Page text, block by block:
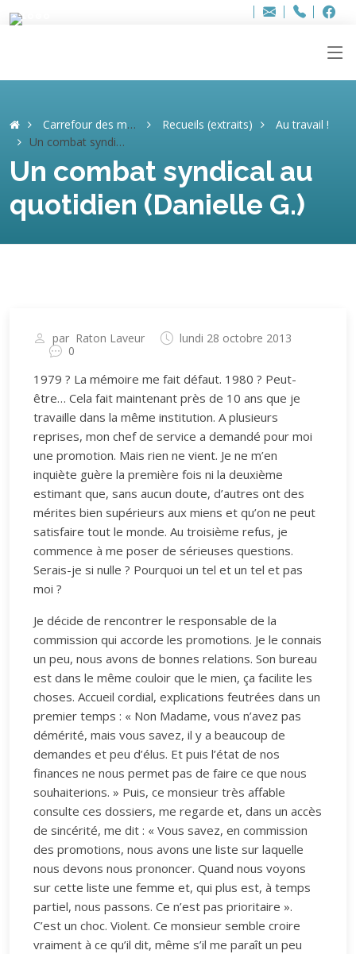
Adresse
info..hâthe..
Tel.
Tel.
Carrefour des mémoires Recueils (extraits)
Au travail !
Un combat syndical au quotidien (Danielle G.)
Un combat syndical au
quotidien (Danielle G.)
par Raton Laveur
lundi 28 octobre 2013
0
1979 ? La mémoire me fait défaut. 1980 ? Peut-
être… Cela fait maintenant près de 10 ans que je
travaille dans la même institution. A plusieurs
reprises, mon chef de service a demandé pour moi
une promotion. Mais rien ne vient. Je ne m’en
inquiète guère la première fois ni la deuxième
estimant que, sans aucun doute, d’autres ont des
mérites bien supérieurs aux miens et qu’on ne peut
satisfaire tout le monde. Au troisième refus, je
commence à me poser de sérieuses questions.
Serais-je si nulle ? Pourquoi un tel et un tel et pas
moi ?
Je décide de rencontrer le responsable de la
commission qui accorde les promotions. Je le connais
un peu, nous avons de bonnes relations. Son bureau
est dans le même couloir que le mien, ça facilite les
choses. Accueil cordial, explications feutrées dans un
premier temps : « Non Madame, vous n’avez pas
démérité, mais vous savez, il y a beaucoup de
demandes et peu d’élus. Et puis l’état de nos
finances ne nous permet pas de faire ce que nous
souhaiterions. » Puis, ce monsieur très affable
consulte ces dossiers, me regarde et, dans un accès
de sincérité, me dit : « Vous savez, en commission
des promotions, nous avons une liste sur laquelle
nous devons nous prononcer. Quand nous voyons
sur cette liste une femme et, qui plus est, à temps
partiel, nous passons. Ce n’est pas prioritaire ».
C’est un choc. Violent. Ce monsieur semble croire
vraiment à ce qu’il dit, même s’il me paraît un peu